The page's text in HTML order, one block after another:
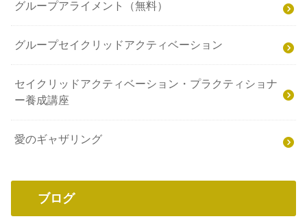
グループアライメント（無料）
グループセイクリッドアクティベーション
セイクリッドアクティベーション・プラクティショナ
ー養成講座
愛のギャザリング
ブログ